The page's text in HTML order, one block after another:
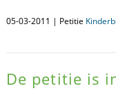
05-03-2011 | Petitie
De petitie is